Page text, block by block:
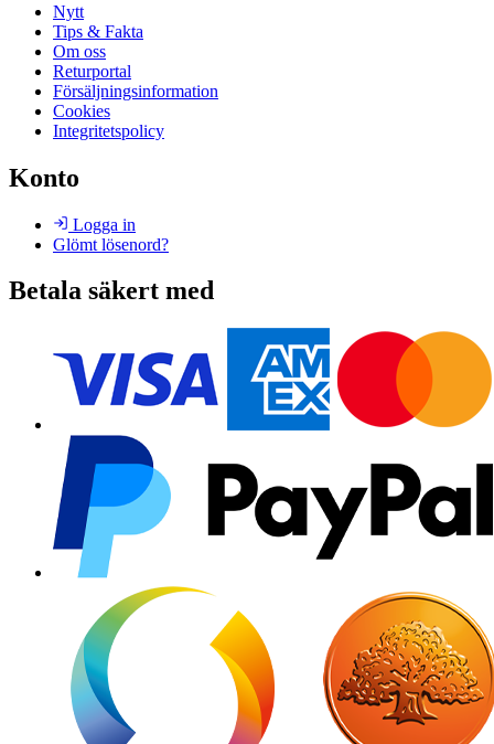
Nytt
Tips & Fakta
Om oss
Returportal
Försäljningsinformation
Cookies
Integritetspolicy
Konto
Logga in
Glömt lösenord?
Betala säkert med